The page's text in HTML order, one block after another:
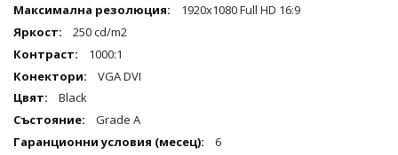
1920x1080 Full HD 16:9
250 cd/m2
1000:1
VGA DVI
Black
Grade A
6